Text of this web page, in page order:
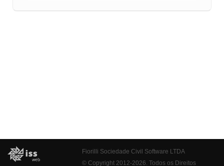
Fiorilli Sociedade Civil Software LTDA
© Copyright 2012-2026. Todos os Direitos